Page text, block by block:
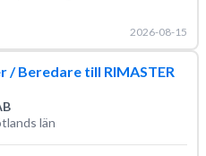
2026-08-15
Beredare till RIMASTER
län